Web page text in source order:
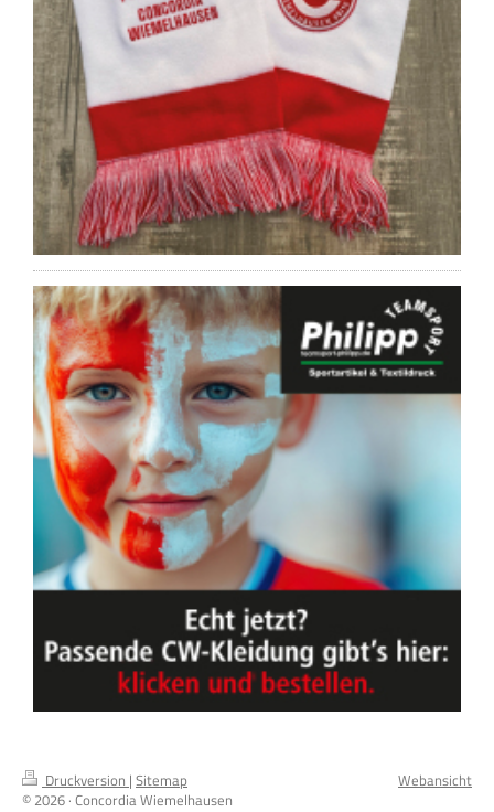
Druckversion | Sitemap
© 2026 · Concordia Wiemelhausen
Webansicht